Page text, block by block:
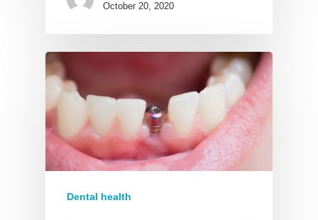
October 20, 2020
Dental health